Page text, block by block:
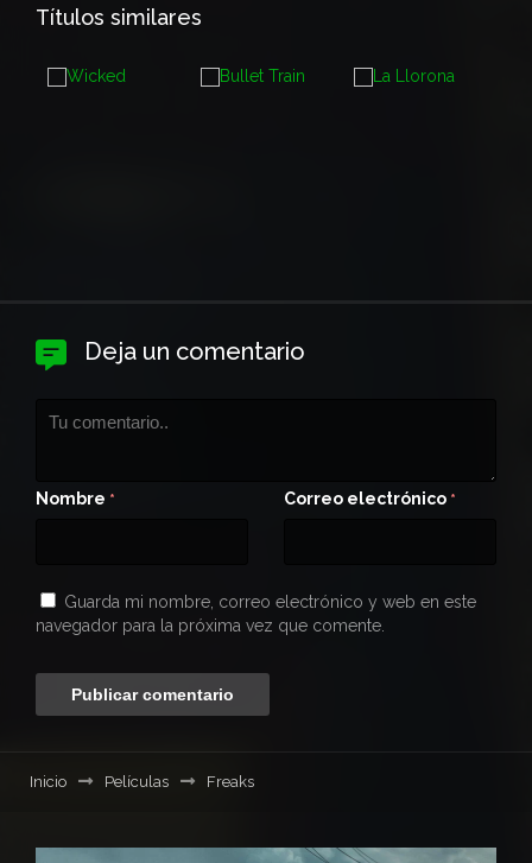
Títulos similares
Deja un comentario
Nombre * Correo electrónico *
Guarda mi nombre, correo electrónico y web en este
navegador para la próxima vez que comente.
Inicio Películas Freaks